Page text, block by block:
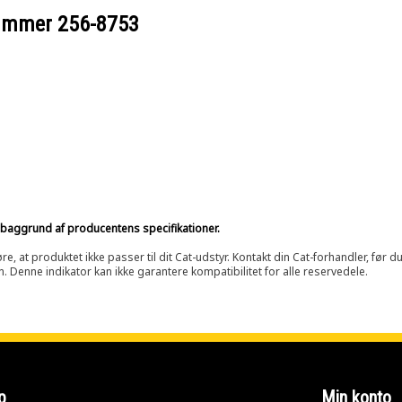
256-8753
af producentens specifikationer.
at produktet ikke passer til dit Cat-udstyr. Kontakt din Cat-forhandler, før
indikator kan ikke garantere kompatibilitet for alle reservedele.
Min konto